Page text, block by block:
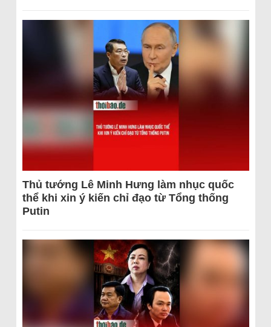
Thủ tướng Lê Minh Hưng làm nhục quốc
thể khi xin ý kiến chỉ đạo từ Tổng thống
Putin